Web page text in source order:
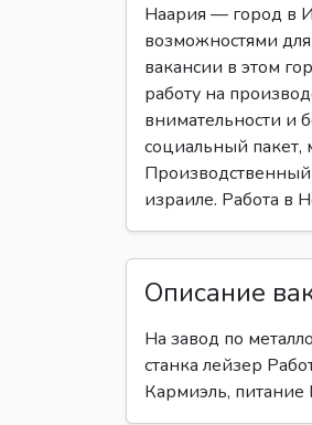
Наария — город в
возможностями
вакансии в этом
работу на
внимательности и
социальный пакет,
Производственный
израиле. Работа в
Описание
На завод по
станка лейзер
Кармиэль, питание